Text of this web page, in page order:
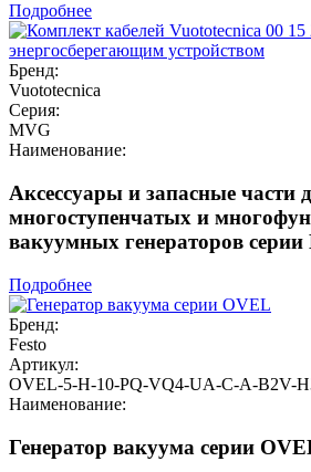
Подробнее
Бренд:
Vuototecnica
Серия:
MVG
Наименование:
Аксессуары и запасные части
многоступенчатых и
вакуумных генераторов
Подробнее
Бренд:
Festo
Артикул:
OVEL-5-H-10-PQ-VQ4-UA-C-A-B2V-
Наименование:
Генератор вакуума серии